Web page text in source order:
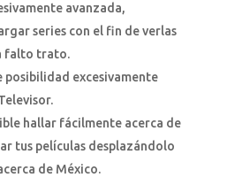
avanzada,
series con el fin de verlas
falto trato.
posibilidad excesivamente
hallar fácilmente acerca de
tus películas desplazándolo
de México.